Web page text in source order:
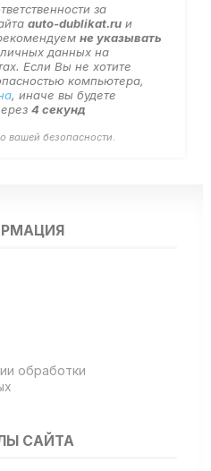
за
auto-dublikat.ruи
не указывать
данных на
Если Вы не хотите
компьютера,
, иначе вы будете
4 секунд
вашей безопасности.
обработки
САЙТА